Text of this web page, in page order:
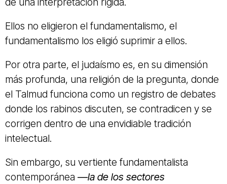
Ellos no eligieron el fundamentalismo, el
fundamentalismo los eligió suprimir a ellos.
Por otra parte, el judaísmo es, en su dimensión
más profunda, una religión de la pregunta, donde
el Talmud funciona como un registro de debates
donde los rabinos discuten, se contradicen y se
corrigen dentro de una envidiable tradición
intelectual.
Sin embargo, su vertiente fundamentalista
contemporánea —la de los sectores